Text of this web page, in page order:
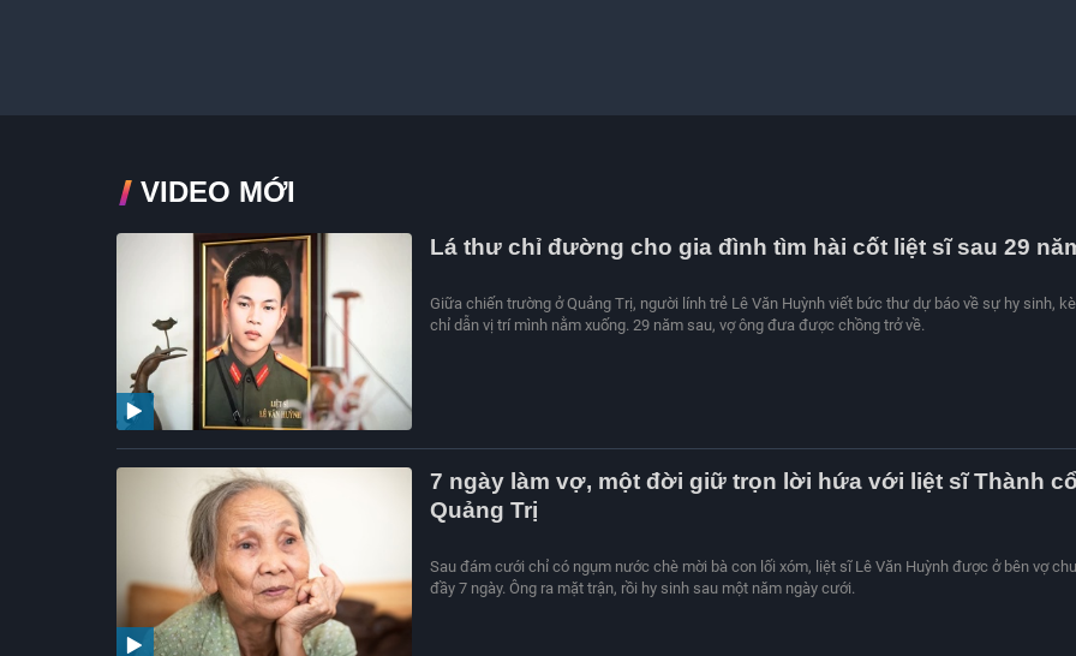
VIDEO MỚI
Lá thư chỉ đường cho gia đình tìm hài cốt liệt sĩ sau 29
Giữa chiến trường ở Quảng Trị, người lính trẻ Lê Văn Huỳnh viết bức thư dự báo về sự hy sinh,
chỉ dẫn vị trí mình nằm xuống. 29 năm sau, vợ ông đưa được chồng trở về.
7 ngày làm vợ, một đời giữ trọn lời hứa với liệt sĩ Thành
Quảng Trị
Sau đám cưới chỉ có ngụm nước chè mời bà con lối xóm, liệt sĩ Lê Văn Huỳnh được ở bên vợ
đầy 7 ngày. Ông ra mặt trận, rồi hy sinh sau một năm ngày cưới.